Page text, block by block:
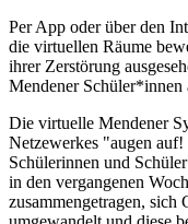
Per App oder über den
die virtuellen Räume
ihrer Zerstörung
Mendener Schüler*innen
Die virtuelle Mendener
Netzewerkes "augen
Schülerinnen und
in den vergangenen
zusammengetragen, sich